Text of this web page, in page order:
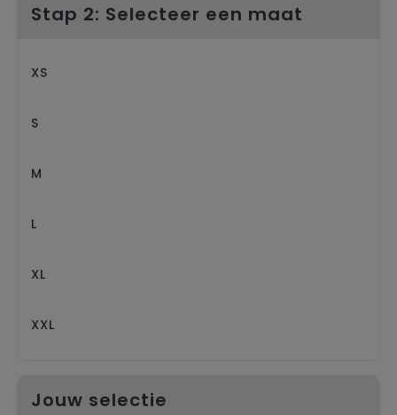
Stap 2: Selecteer een maat
XS
S
M
L
XL
XXL
Jouw selectie